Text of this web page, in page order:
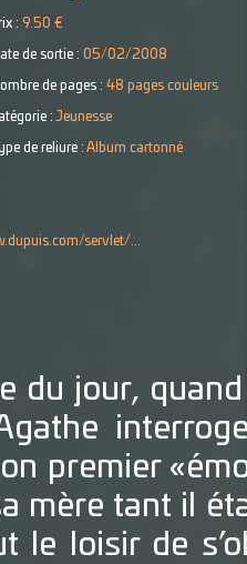
: 9.50 €
de sortie : 05/02/2008
de pages : 48 pages couleurs
: Jeunesse
de reliure : Album cartonné
servlet/...
du jour,
premier
mère tant il
le loisir de